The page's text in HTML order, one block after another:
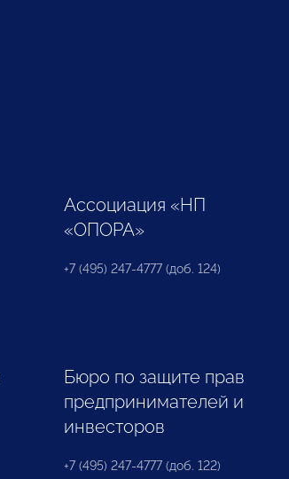
Ассоциация «НП
«ОПОРА»
+7 (495) 247-4777 (доб. 124)
Бюро по защите прав
предпринимателей и
инвесторов
+7 (495) 247-4777 (доб. 122)